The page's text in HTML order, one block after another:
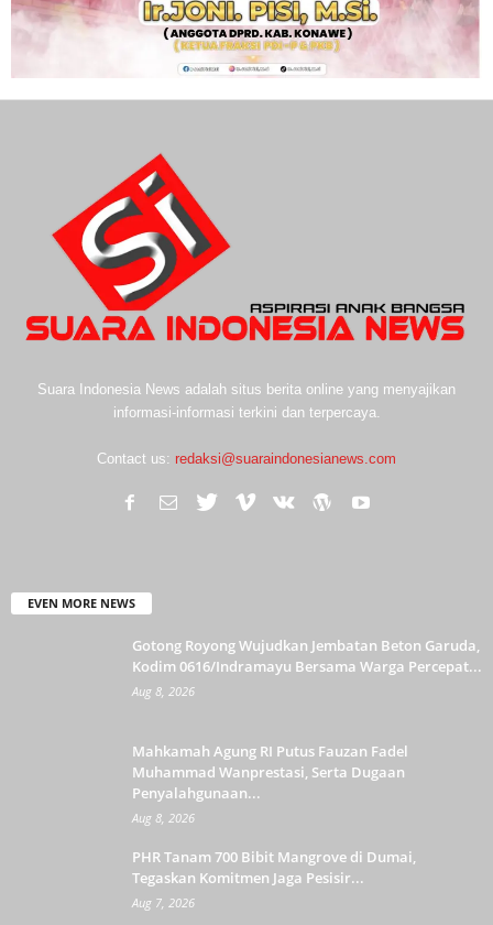
Suara Indonesia News adalah situs berita online yang menyajikan
informasi-informasi terkini dan terpercaya.
Contact us: redaksi@suaraindonesianews.com
EVEN MORE NEWS
Gotong Royong Wujudkan Jembatan Beton Garuda,
Kodim 0616/Indramayu Bersama Warga Percepat...
Aug 8, 2026
Mahkamah Agung RI Putus Fauzan Fadel
Muhammad Wanprestasi, Serta Dugaan
Penyalahgunaan...
Aug 8, 2026
PHR Tanam 700 Bibit Mangrove di Dumai,
Tegaskan Komitmen Jaga Pesisir...
Aug 7, 2026